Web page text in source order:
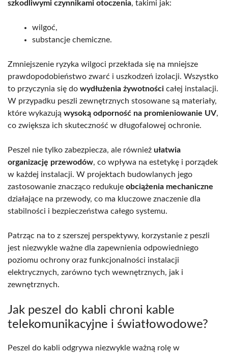
szkodliwymi czynnikami otoczenia, takimi jak:
wilgoć,
substancje chemiczne.
Zmniejszenie ryzyka wilgoci przekłada się na mniejsze
prawdopodobieństwo zwarć i uszkodzeń izolacji. Wszystko
to przyczynia się do wydłużenia żywotności całej instalacji.
W przypadku peszli zewnętrznych stosowane są materiały,
które wykazują wysoką odporność na promieniowanie UV,
co zwiększa ich skuteczność w długofalowej ochronie.
Peszel nie tylko zabezpiecza, ale również ułatwia
organizację przewodów, co wpływa na estetykę i porządek
w każdej instalacji. W projektach budowlanych jego
zastosowanie znacząco redukuje obciążenia mechaniczne
działające na przewody, co ma kluczowe znaczenie dla
stabilności i bezpieczeństwa całego systemu.
Patrząc na to z szerszej perspektywy, korzystanie z peszli
jest niezwykle ważne dla zapewnienia odpowiedniego
poziomu ochrony oraz funkcjonalności instalacji
elektrycznych, zarówno tych wewnętrznych, jak i
zewnętrznych.
Jak peszel do kabli chroni kable
telekomunikacyjne i światłowodowe?
Peszel do kabli odgrywa niezwykle ważną rolę w